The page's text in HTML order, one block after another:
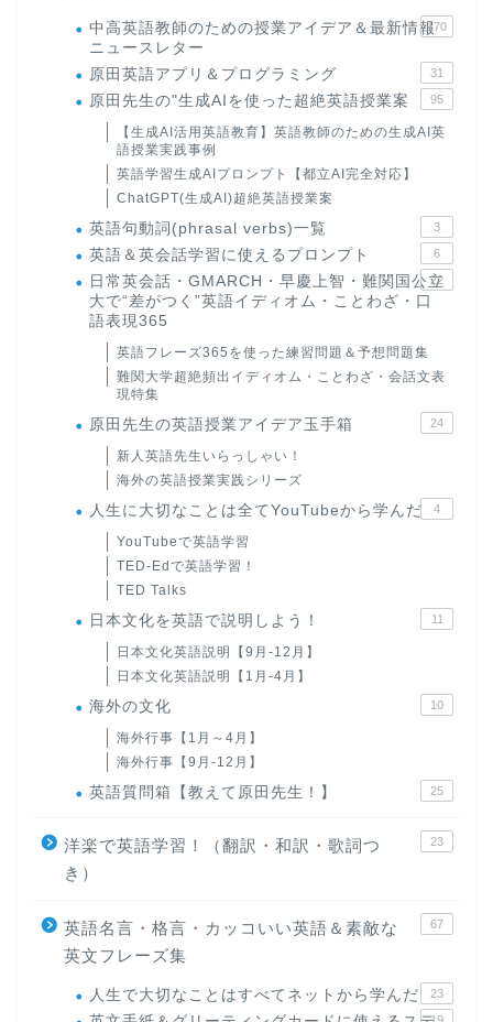
中高英語教師のための授業アイデア＆最新情報
ニュースレター
170
原田英語アプリ＆プログラミング 31
原田先生の"生成AIを使った超絶英語授業案 95
【生成AI活用英語教育】英語教師のための生成AI英
語授業実践事例
英語学習生成AIプロンプト【都立AI完全対応】
ChatGPT(生成AI)超絶英語授業案
英語句動詞(phrasal verbs)一覧 3
英語＆英会話学習に使えるプロンプト 6
日常英会話・GMARCH・早慶上智・難関国公立
大で“差がつく”英語イディオム・ことわざ・口
語表現365
22
英語フレーズ365を使った練習問題＆予想問題集
難関大学超絶頻出イディオム・ことわざ・会話文表
現特集
原田先生の英語授業アイデア玉手箱 24
新人英語先生いらっしゃい！
海外の英語授業実践シリーズ
人生に大切なことは全てYouTubeから学んだ 4
YouTubeで英語学習
TED-Edで英語学習！
TED Talks
日本文化を英語で説明しよう！ 11
日本文化英語説明【9月-12月】
日本文化英語説明【1月-4月】
海外の文化 10
海外行事【1月～4月】
海外行事【9月-12月】
英語質問箱【教えて原田先生！】 25
洋楽で英語学習！（翻訳・和訳・歌詞つ
き）
23
英語名言・格言・カッコいい英語＆素敵な
英文フレーズ集
67
人生で大切なことはすべてネットから学んだ 23